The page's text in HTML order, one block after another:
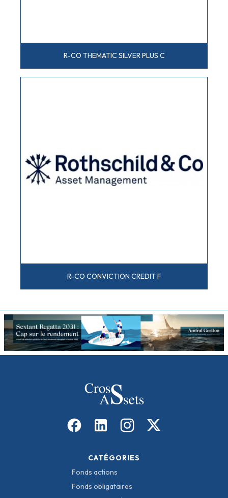
R-CO THEMATIC SILVER PLUS C
R-CO CONVICTION CREDIT F
CATÉGORIES
Fonds actions
Fonds obligataires